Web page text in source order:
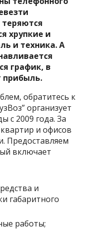
теряются
хрупкие и
и техника. А
график, в
прибыль.
обратитесь к
организует
с 2009 года. За
и офисов
Предоставляем
включает
и
габаритного
работы;